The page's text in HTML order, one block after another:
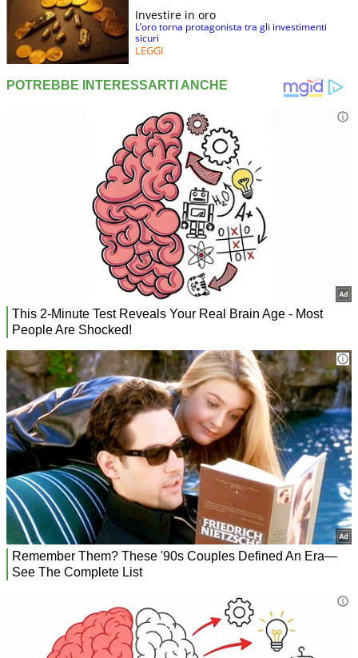
Investire in oro
L’oro torna protagonista tra gli investimenti
sicuri
LEGGI